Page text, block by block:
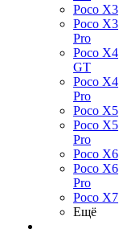
Poco X3
Poco X3
Pro
Poco X4
GT
Poco X4
Pro
Poco X5
Poco X5
Pro
Poco X6
Poco X6
Pro
Poco X7
Ещё